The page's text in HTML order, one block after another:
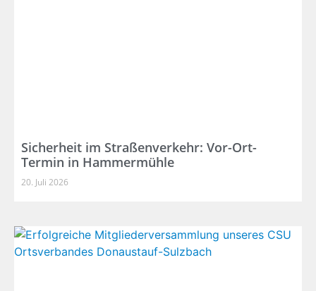
Sicherheit im Straßenverkehr: Vor-Ort-
Termin in Hammermühle
20. Juli 2026